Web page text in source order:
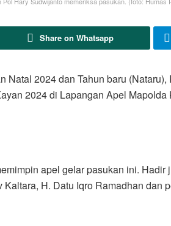
Share on Whatsapp
Natal 2024 dan Tahun baru (Nataru),
2024 di Lapangan Apel Mapolda
apel gelar pasukan ini. Hadir
H. Datu Iqro Ramadhan dan